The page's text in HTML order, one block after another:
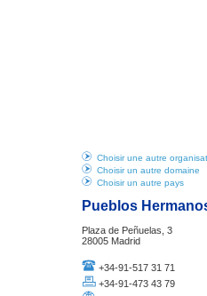
Choisir une autre
Choisir un autre domaine
Choisir un autre pays
Pueblos
Plaza de Peñuelas, 3
28005 Madrid
+34-91-517 31 71
+34-91-473 43 79